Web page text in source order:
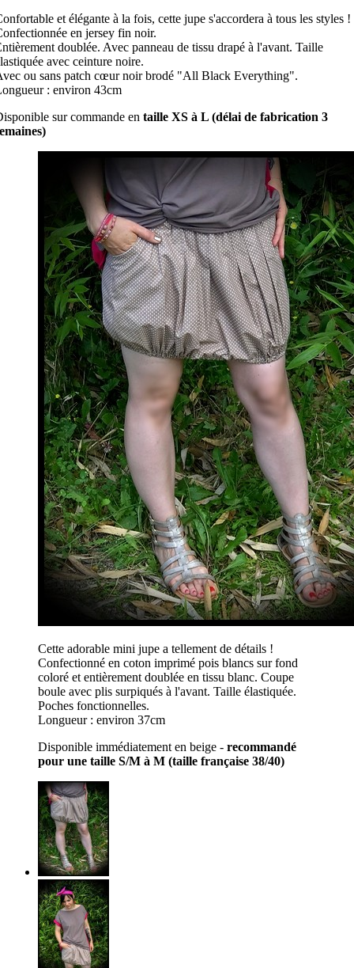
et élégante à la fois, cette jupe s'accordera à tous les styles !
en jersey fin noir.
doublée. Avec panneau de tissu drapé à l'avant. Taille
avec ceinture noire.
ou sans patch cœur noir brodé "All Black Everything".
: environ 43cm
sur commande en taille XS à L (délai de fabrication 3
Cette adorable mini jupe a tellement de détails !
Confectionné en coton imprimé pois blancs sur fond
coloré et entièrement doublée en tissu blanc. Coupe
boule avec plis surpiqués à l'avant. Taille élastiquée.
Poches fonctionnelles.
Longueur : environ 37cm
Disponible immédiatement en beige - recommandé
pour une taille S/M à M (taille française 38/40)